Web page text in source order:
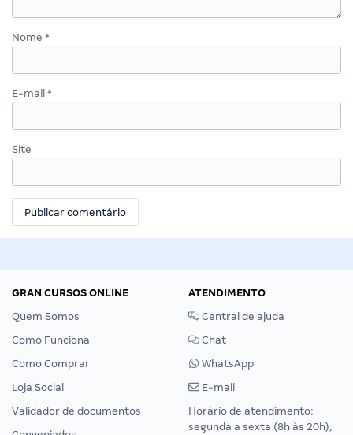
Nome *
E-mail *
Site
GRAN CURSOS ONLINE
Quem Somos
Como Funciona
Como Comprar
Loja Social
Validador de documentos
ATENDIMENTO
Central de ajuda
Chat
WhatsApp
E-mail
Horário de atendimento:
segunda a sexta (8h às 20h),